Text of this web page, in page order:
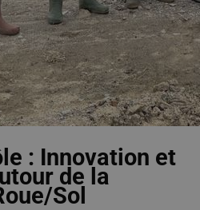
: Innovation et
de la
Sol